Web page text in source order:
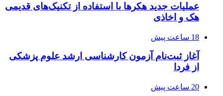
عملیات جدید هکرها با استفاده از تکنیک‌های قدیمی
هک و اخاذی
18 ساعت پیش
آغاز ثبت‌نام‌ آزمون کارشناسی ارشد علوم پزشکی
از فردا
20 ساعت پیش